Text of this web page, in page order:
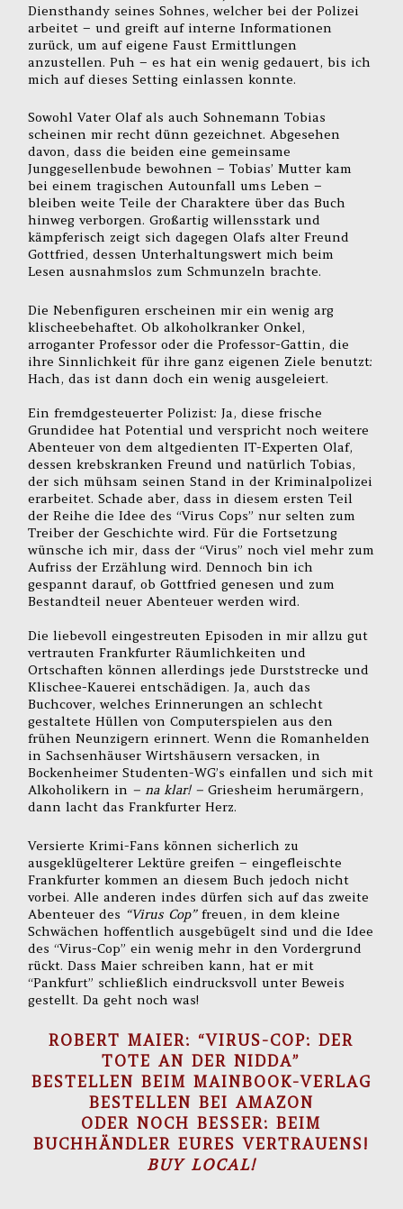
Diensthandy seines Sohnes, welcher bei der Polizei
arbeitet – und greift auf interne Informationen
zurück, um auf eigene Faust Ermittlungen
anzustellen. Puh – es hat ein wenig gedauert, bis ich
mich auf dieses Setting einlassen konnte.
Sowohl Vater Olaf als auch Sohnemann Tobias
scheinen mir recht dünn gezeichnet. Abgesehen
davon, dass die beiden eine gemeinsame
Junggesellenbude bewohnen – Tobias’ Mutter kam
bei einem tragischen Autounfall ums Leben –
bleiben weite Teile der Charaktere über das Buch
hinweg verborgen. Großartig willensstark und
kämpferisch zeigt sich dagegen Olafs alter Freund
Gottfried, dessen Unterhaltungswert mich beim
Lesen ausnahmslos zum Schmunzeln brachte.
Die Nebenfiguren erscheinen mir ein wenig arg
klischeebehaftet. Ob alkoholkranker Onkel,
arroganter Professor oder die Professor-Gattin, die
ihre Sinnlichkeit für ihre ganz eigenen Ziele benutzt:
Hach, das ist dann doch ein wenig ausgeleiert.
Ein fremdgesteuerter Polizist: Ja, diese frische
Grundidee hat Potential und verspricht noch weitere
Abenteuer von dem altgedienten IT-Experten Olaf,
dessen krebskranken Freund und natürlich Tobias,
der sich mühsam seinen Stand in der Kriminalpolizei
erarbeitet. Schade aber, dass in diesem ersten Teil
der Reihe die Idee des “Virus Cops” nur selten zum
Treiber der Geschichte wird. Für die Fortsetzung
wünsche ich mir, dass der “Virus” noch viel mehr zum
Aufriss der Erzählung wird. Dennoch bin ich
gespannt darauf, ob Gottfried genesen und zum
Bestandteil neuer Abenteuer werden wird.
Die liebevoll eingestreuten Episoden in mir allzu gut
vertrauten Frankfurter Räumlichkeiten und
Ortschaften können allerdings jede Durststrecke und
Klischee-Kauerei entschädigen. Ja, auch das
Buchcover, welches Erinnerungen an schlecht
gestaltete Hüllen von Computerspielen aus den
frühen Neunzigern erinnert. Wenn die Romanhelden
in Sachsenhäuser Wirtshäusern versacken, in
Bockenheimer Studenten-WG’s einfallen und sich mit
Alkoholikern in – na klar! – Griesheim herumärgern,
dann lacht das Frankfurter Herz.
Versierte Krimi-Fans können sicherlich zu
ausgeklügelterer Lektüre greifen – eingefleischte
Frankfurter kommen an diesem Buch jedoch nicht
vorbei. Alle anderen indes dürfen sich auf das zweite
Abenteuer des “Virus Cop”freuen, in dem kleine
Schwächen hoffentlich ausgebügelt sind und die Idee
des “Virus-Cop” ein wenig mehr in den Vordergrund
rückt. Dass Maier schreiben kann, hat er mit
“Pankfurt” schließlich eindrucksvoll unter Beweis
gestellt. Da geht noch was!
ROBERT MAIER: “VIRUS-COP: DER
TOTE AN DER NIDDA”
BESTELLEN BEIM MAINBOOK-VERLAG
BESTELLEN BEI AMAZON
ODER NOCH BESSER: BEIM
BUCHHÄNDLER EURES VERTRAUENS!
BUY LOCAL!